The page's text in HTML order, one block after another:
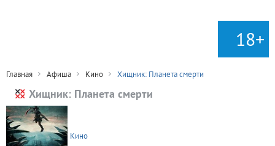
18+
Главная Афиша Кино Хищник: Планета смерти
Хищник: Планета смерти
Кино